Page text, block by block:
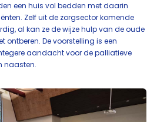
een huis vol bedden met daarin
Zelf uit de zorgsector komende
al kan ze de wijze hulp van de oude
ontberen. De voorstelling is een
aandacht voor de palliatieve
naasten.